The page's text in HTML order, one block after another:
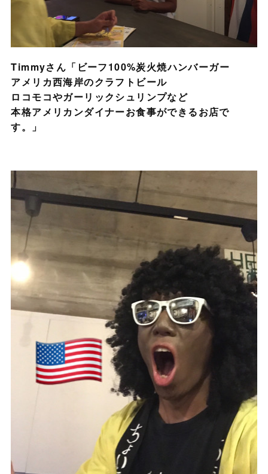
Timmyさん「ビーフ100%炭火焼ハンバーガー
アメリカ西海岸のクラフトビール
ロコモコやガーリックシュリンプなど
本格アメリカンダイナーお食事ができるお店で
す。」